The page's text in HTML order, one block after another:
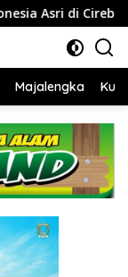
‎Tingkatkan
Majalengka